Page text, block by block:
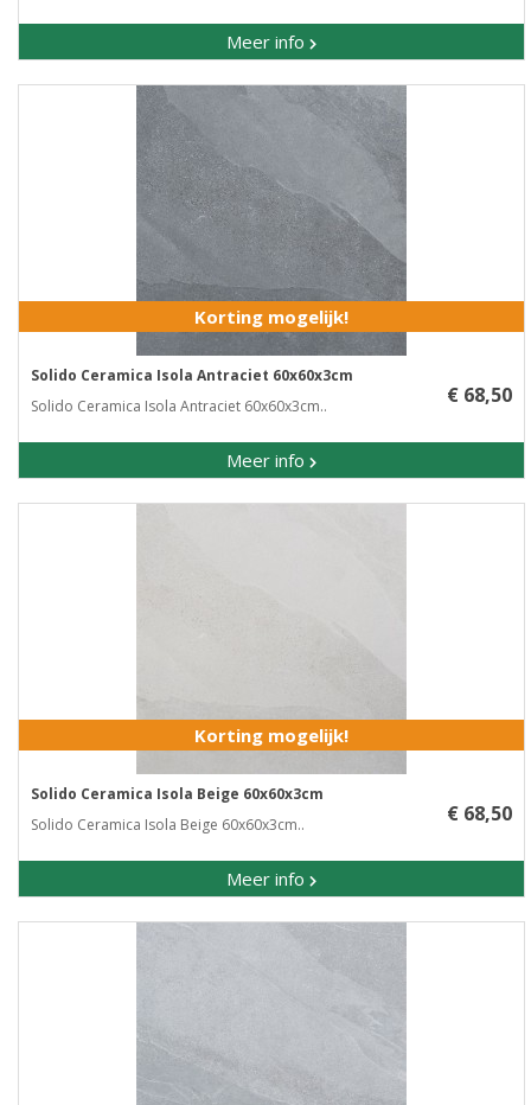
Meer info
Korting mogelijk!
Solido Ceramica Isola Antraciet 60x60x3cm
Solido Ceramica Isola Antraciet 60x60x3cm..
Meer info
€ 68,50
Korting mogelijk!
Solido Ceramica Isola Beige 60x60x3cm
Solido Ceramica Isola Beige 60x60x3cm..
Meer info
€ 68,50